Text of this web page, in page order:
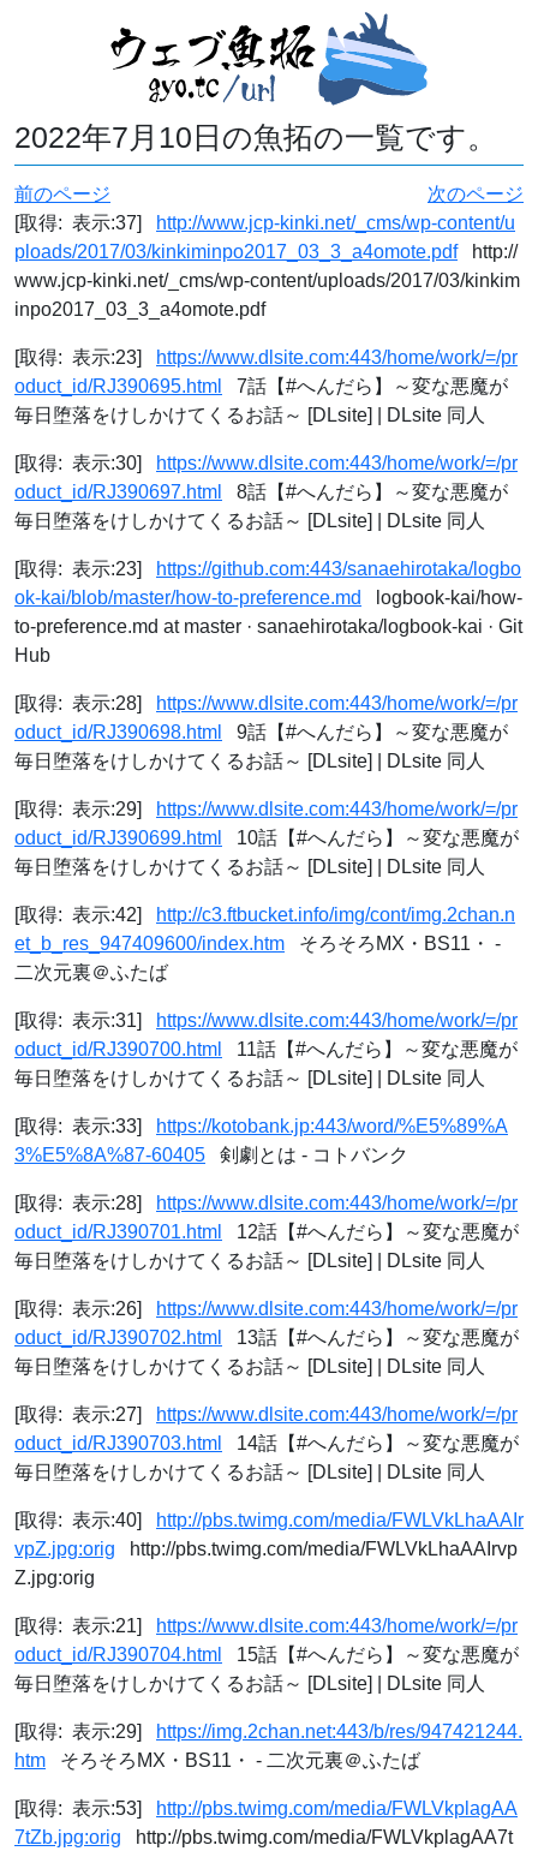
2022年7月10日の魚拓の一覧です。
前のページ
次のページ
[取得: 表示:37]
http://www.jcp-kinki.net/_cms/wp-content/u
ploads/2017/03/kinkiminpo2017_03_3_a4omote.pdfhttp://
www.jcp-kinki.net/_cms/wp-content/uploads/2017/03/kinkim
inpo2017_03_3_a4omote.pdf
[取得: 表示:23]
https://www.dlsite.com:443/home/work/=/pr
oduct_id/RJ390695.html
7話【#へんだら】～変な悪魔が
毎日堕落をけしかけてくるお話～ [DLsite] | DLsite 同人
[取得: 表示:30]
https://www.dlsite.com:443/home/work/=/pr
oduct_id/RJ390697.html
8話【#へんだら】～変な悪魔が
毎日堕落をけしかけてくるお話～ [DLsite] | DLsite 同人
[取得: 表示:23]
https://github.com:443/sanaehirotaka/logbo
ok-kai/blob/master/how-to-preference.md
logbook-kai/how-
to-preference.md at master · sanaehirotaka/logbook-kai · Git
Hub
[取得: 表示:28]
https://www.dlsite.com:443/home/work/=/pr
oduct_id/RJ390698.html
9話【#へんだら】～変な悪魔が
毎日堕落をけしかけてくるお話～ [DLsite] | DLsite 同人
[取得: 表示:29]
https://www.dlsite.com:443/home/work/=/pr
oduct_id/RJ390699.html
10話【#へんだら】～変な悪魔が
毎日堕落をけしかけてくるお話～ [DLsite] | DLsite 同人
[取得: 表示:42]
http://c3.ftbucket.info/img/cont/img.2chan.n
et_b_res_947409600/index.htm そろそろMX・BS11・ -
二次元裏＠ふたば
[取得: 表示:31]
https://www.dlsite.com:443/home/work/=/pr
oduct_id/RJ390700.html
11話【#へんだら】～変な悪魔が
毎日堕落をけしかけてくるお話～ [DLsite] | DLsite 同人
[取得: 表示:33]
https://kotobank.jp:443/word/%E5%89%A
3%E5%8A%87-60405 剣劇とは - コトバンク
[取得: 表示:28]
https://www.dlsite.com:443/home/work/=/pr
oduct_id/RJ390701.html
12話【#へんだら】～変な悪魔が
毎日堕落をけしかけてくるお話～ [DLsite] | DLsite 同人
[取得: 表示:26]
https://www.dlsite.com:443/home/work/=/pr
oduct_id/RJ390702.html
13話【#へんだら】～変な悪魔が
毎日堕落をけしかけてくるお話～ [DLsite] | DLsite 同人
[取得: 表示:27]
https://www.dlsite.com:443/home/work/=/pr
oduct_id/RJ390703.html
14話【#へんだら】～変な悪魔が
毎日堕落をけしかけてくるお話～ [DLsite] | DLsite 同人
[取得: 表示:40]
http://pbs.twimg.com/media/FWLVkLhaAAIr
vpZ.jpg:orig http://pbs.twimg.com/media/FWLVkLhaAAIrvp
Z.jpg:orig
[取得: 表示:21]
https://www.dlsite.com:443/home/work/=/pr
oduct_id/RJ390704.html
15話【#へんだら】～変な悪魔が
毎日堕落をけしかけてくるお話～ [DLsite] | DLsite 同人
[取得: 表示:29]
https://img.2chan.net:443/b/res/947421244.
htm そろそろMX・BS11・ - 二次元裏＠ふたば
[取得: 表示:53]
http://pbs.twimg.com/media/FWLVkplagAA
7tZb.jpg:orig http://pbs.twimg.com/media/FWLVkplagAA7t